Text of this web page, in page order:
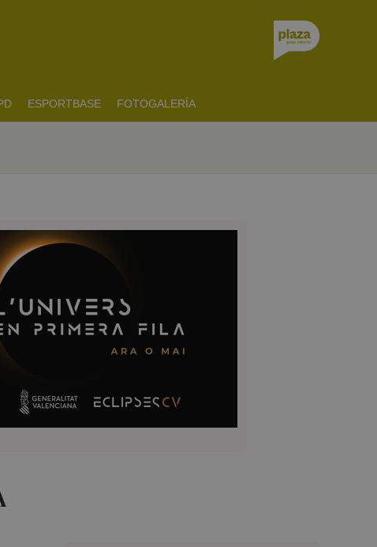
ESPORTBASE FOTOGALERÍA